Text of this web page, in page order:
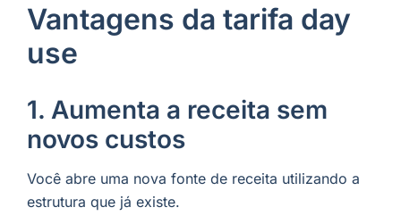
Vantagens da tarifa day
use
1. Aumenta a receita sem
novos custos
Você abre uma nova fonte de receita utilizando a
estrutura que já existe.